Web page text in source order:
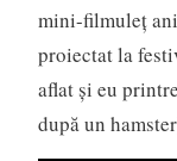
mini-filmuleț
proiectat la
aflat și eu
după un